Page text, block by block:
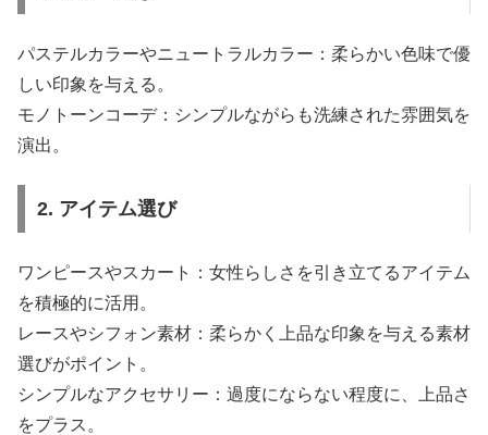
パステルカラーやニュートラルカラー：柔らかい色味で優
しい印象を与える。
モノトーンコーデ：シンプルながらも洗練された雰囲気を
演出。
2. アイテム選び
ワンピースやスカート：女性らしさを引き立てるアイテム
を積極的に活用。
レースやシフォン素材：柔らかく上品な印象を与える素材
選びがポイント。
シンプルなアクセサリー：過度にならない程度に、上品さ
をプラス。